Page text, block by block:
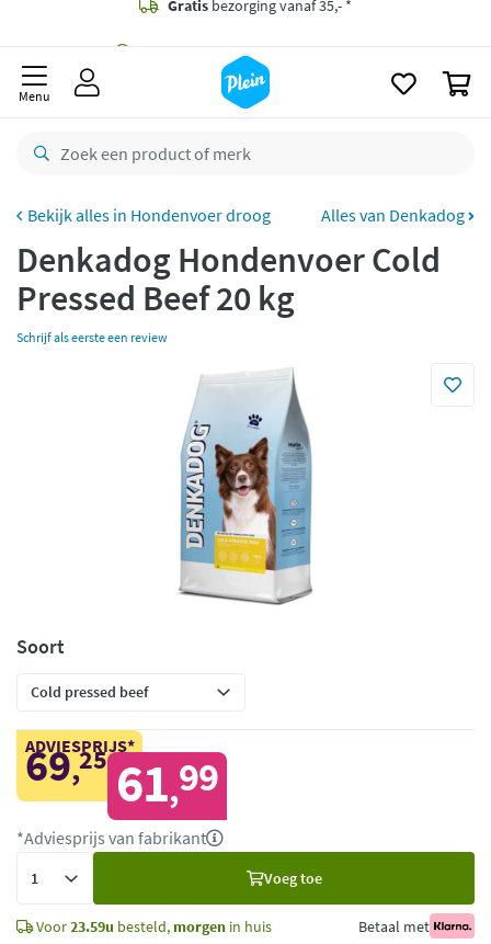
Bestelling uiterlijkmaandag
retourneren
CO2 neutraal bezorgd
Betaal met Klarna
Menu
Hondenvoer droog Alles van Denkadog
Denkadog Hondenvoer Cold
Pressed Beef 20 kg
Schrijf als eerste een review
Soort
ADVIESPRIJS*
69,25 61,99
*Adviesprijs van fabrikant
Voeg toe
Voor23.59u besteld, morgen in huis Betaal met